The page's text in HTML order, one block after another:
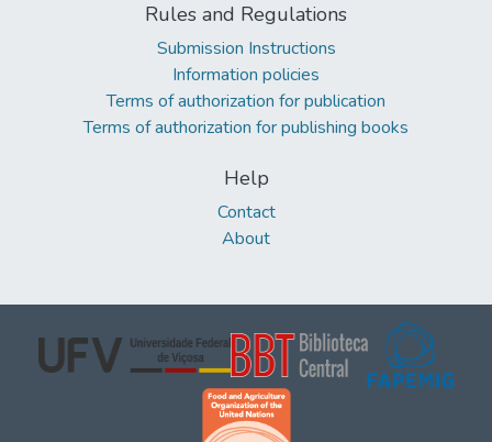
Rules and Regulations
Submission Instructions
Information policies
Terms of authorization for publication
Terms of authorization for publishing books
Help
Contact
About